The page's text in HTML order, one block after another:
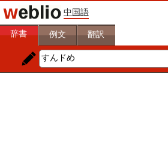
中国語
辞書 例文 翻訳